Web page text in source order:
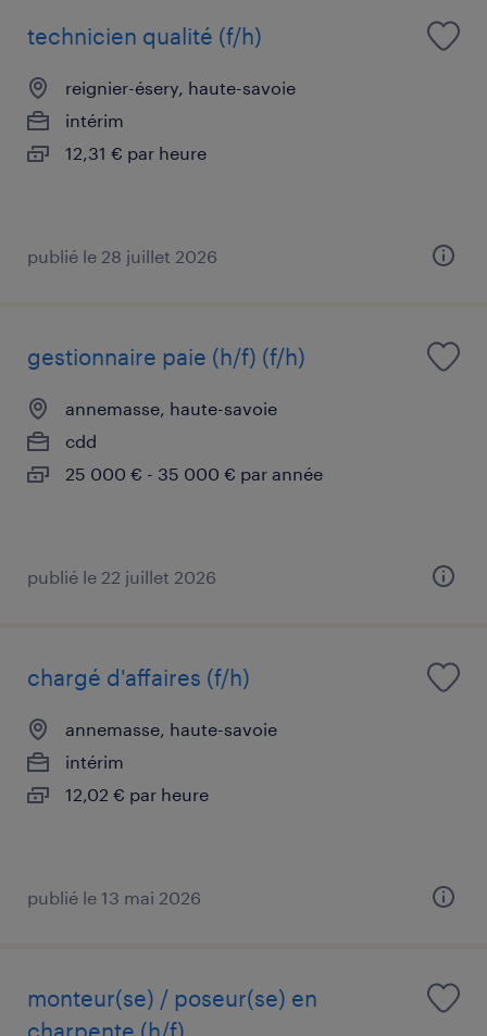
technicien qualité (f/h)
reignier-ésery, haute-savoie
intérim
12,31 € par heure
publié le 28 juillet 2026
gestionnaire paie (h/f) (f/h)
annemasse, haute-savoie
cdd
25 000 € - 35 000 € par année
publié le 22 juillet 2026
chargé d'affaires (f/h)
annemasse, haute-savoie
intérim
12,02 € par heure
publié le 13 mai 2026
monteur(se) / poseur(se) en
charpente (h/f)